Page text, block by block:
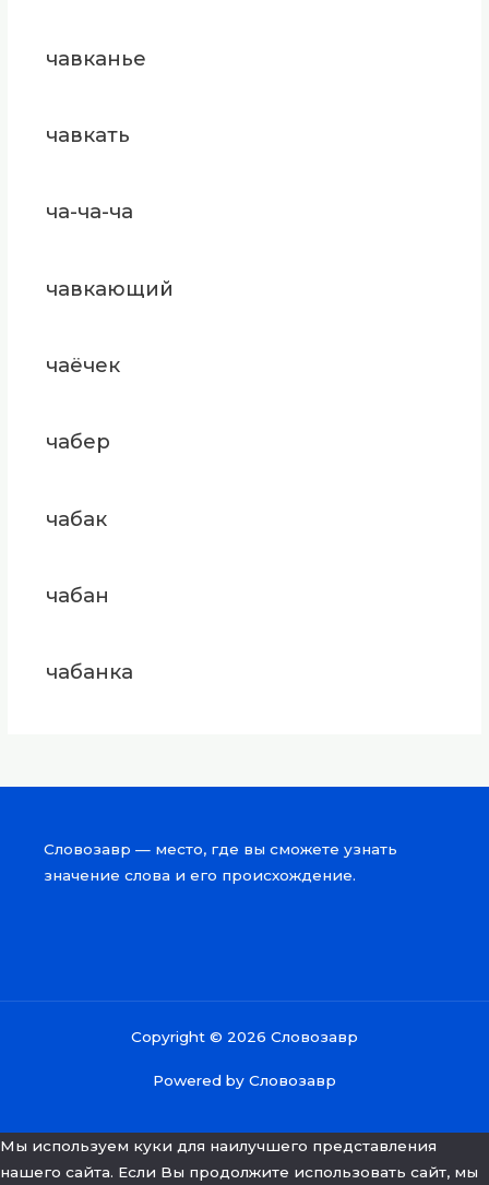
чавканье
чавкать
ча-ча-ча
чавкающий
чаёчек
чабер
чабак
чабан
чабанка
Словозавр — место, где вы сможете узнать
значение слова и его происхождение.
Copyright © 2026 Словозавр
Powered by Словозавр
Мы используем куки для наилучшего представления
нашего сайта. Если Вы продолжите использовать сайт, мы